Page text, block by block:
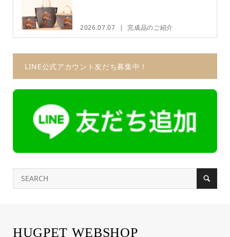
2026.07.07 完成品のご紹介
LINE公式アカウント友だち募集中！
HUGPET WEBSHOP